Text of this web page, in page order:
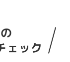
ェック